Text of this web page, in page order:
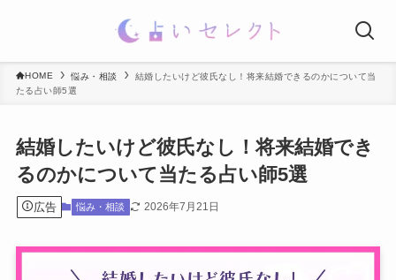
HOME 悩み・相談
結婚したいけど彼氏なし！将来結婚できるのかについて当
たる占い師5選
結婚したいけど彼氏なし！将来結婚でき
るのかについて当たる占い師5選
広告 悩み・相談 2026年7月21日